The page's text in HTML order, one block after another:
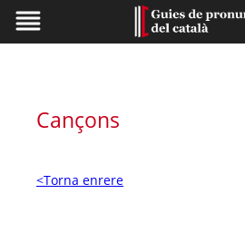
Cançons
<Torna enrere